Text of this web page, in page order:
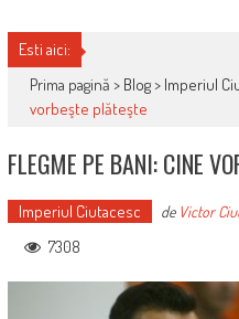
Esti aici:
Prima pagină > Blog> Imperiul
vorbeşte plăteşte
FLEGME PE BANI: CINE
Imperiul Ciutacesc de Victor
7308